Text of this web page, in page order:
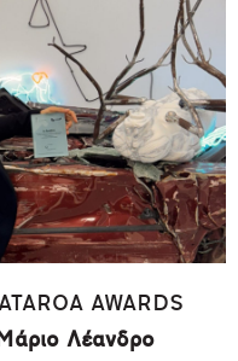
AWARDS
Λέανδρο